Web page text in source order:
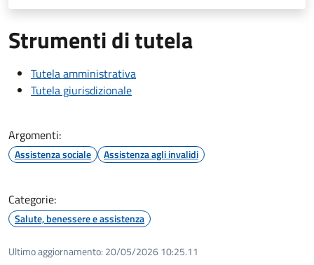
Strumenti di tutela
Tutela amministrativa
Tutela giurisdizionale
Argomenti:
Assistenza sociale Assistenza agli invalidi
Categorie:
Salute, benessere e assistenza
Ultimo aggiornamento: 20/05/2026 10:25.11